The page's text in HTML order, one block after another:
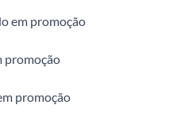
em promoção
promoção
promoção